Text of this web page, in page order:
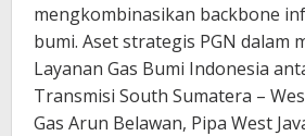
mengkombinasikan backbone
bumi. Aset strategis PGN dalam
Layanan Gas Bumi Indonesia
Transmisi South Sumatera –
Gas Arun Belawan, Pipa West